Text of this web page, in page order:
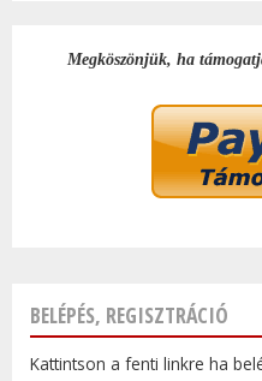
Megköszönjük, ha
BELÉPÉS, REGISZTRÁCIÓ
Kattintson a fenti linkre ha